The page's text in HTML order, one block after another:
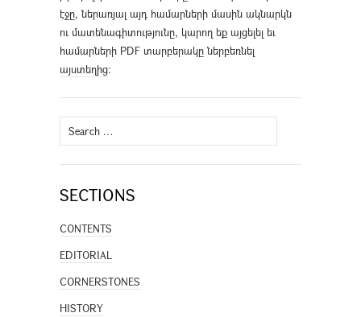
էջը, ներառյալ այդ համարների մասին ակնարկն
ու մատենագիտությունը, կարող եք այցելել եւ
համարների PDF տարբերակը ներբեռնել
այստեղից։
Search
for:
SECTIONS
CONTENTS
EDITORIAL
CORNERSTONES
HISTORY